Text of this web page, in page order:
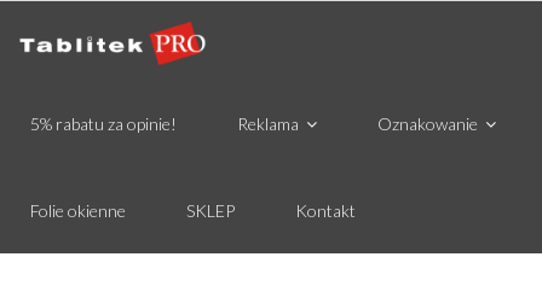
5% rabatu za opinie! Reklama Oznakowanie
Folie okienne SKLEP Kontakt